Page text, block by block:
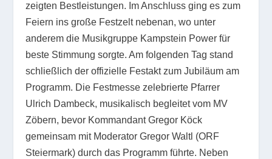
zeigten Bestleistungen. Im Anschluss ging es zum
Feiern ins große Festzelt nebenan, wo unter
anderem die Musikgruppe Kampstein Power für
beste Stimmung sorgte. Am folgenden Tag stand
schließlich der offizielle Festakt zum Jubiläum am
Programm. Die Festmesse zelebrierte Pfarrer
Ulrich Dambeck, musikalisch begleitet vom MV
Zöbern, bevor Kommandant Gregor Köck
gemeinsam mit Moderator Gregor Waltl (ORF
Steiermark) durch das Programm führte. Neben